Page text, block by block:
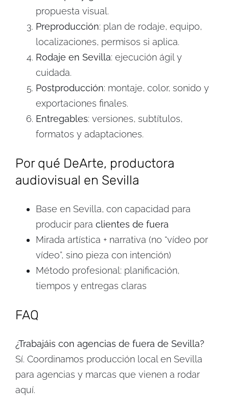
propuesta visual.
Preproducción: plan de rodaje, equipo,
localizaciones, permisos si aplica.
Rodaje en Sevilla: ejecución ágil y
cuidada.
Postproducción: montaje, color, sonido y
exportaciones finales.
Entregables: versiones, subtítulos,
formatos y adaptaciones.
Por qué DeArte, productora
audiovisual en Sevilla
Base en Sevilla, con capacidad para
producir para clientes de fuera
Mirada artística + narrativa (no “vídeo por
vídeo”, sino pieza con intención)
Método profesional: planificación,
tiempos y entregas claras
FAQ
¿Trabajáis con agencias de fuera de Sevilla?
Sí. Coordinamos producción local en Sevilla
para agencias y marcas que vienen a rodar
aquí.